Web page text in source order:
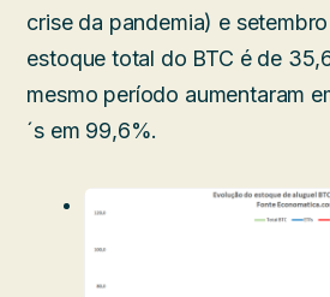
crise da pandemia) e
estoque total do BTC é de
mesmo período aumentaram
´s em 99,6%.